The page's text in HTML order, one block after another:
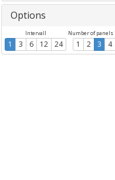
Options
Intervall
1 3 6 12 24
Number of panels
1 2 3 4